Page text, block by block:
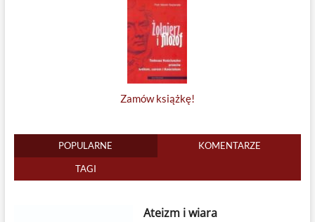
Zamów książkę!
POPULARNE KOMENTARZE
TAGI
Ateizm i wiara